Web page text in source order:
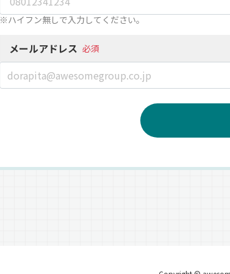
※ハイフン無しで入力してください。
メールアドレス 必須